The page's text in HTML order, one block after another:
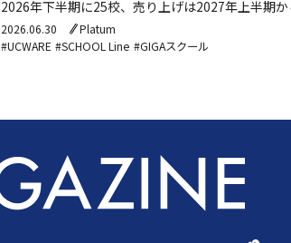
2026年下半期に25校、売り上げは2027年上半期か
2026.06.30
Platum
#UCWARE #SCHOOL Line #GIGAスクール